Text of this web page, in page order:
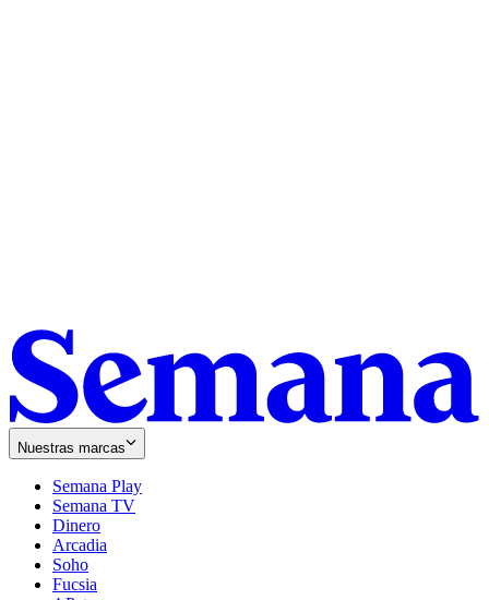
Nuestras marcas
Semana Play
Semana TV
Dinero
Arcadia
Soho
in
Fucsia